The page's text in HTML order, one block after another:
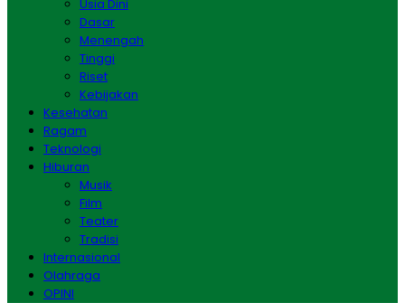
Usia Dini
Dasar
Menengah
Tinggi
Riset
Kebijakan
Kesehatan
Ragam
Teknologi
Hiburan
Musik
Film
Teater
Tradisi
Internasional
Olahraga
OPINI